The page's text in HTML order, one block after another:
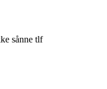
sånne tlf